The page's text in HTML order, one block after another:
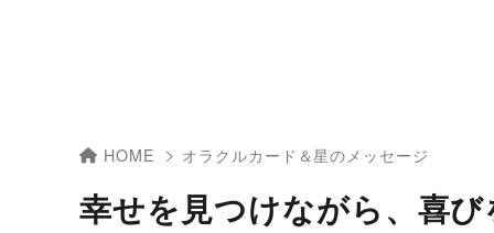
HOME オラクルカード＆星のメッセージ
幸せを見つけながら、喜